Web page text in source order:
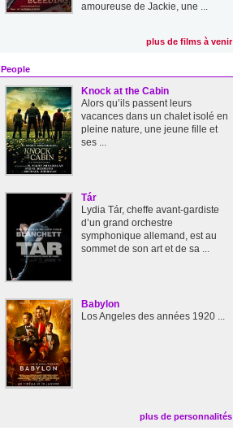
amoureuse de Jackie, une ...
plus de films à venir
People
Knock at the Cabin
Alors qu’ils passent leurs
vacances dans un chalet isolé en
pleine nature, une jeune fille et
ses ...
Tár
Lydia Tár, cheffe avant-gardiste
d’un grand orchestre
symphonique allemand, est au
sommet de son art et de sa ...
Babylon
Los Angeles des années 1920 ...
plus de personnalités